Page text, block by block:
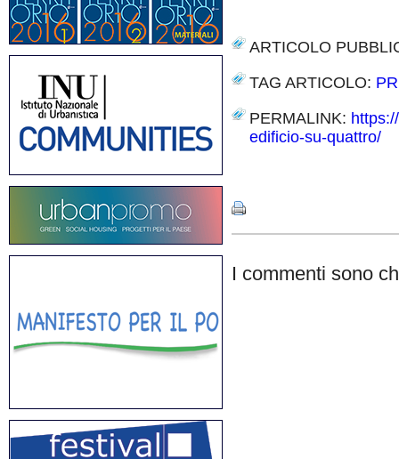
ARTICOLO
TAG ARTICOLO:
PERMALINK:
edificio-su-quattro/
I commenti sono